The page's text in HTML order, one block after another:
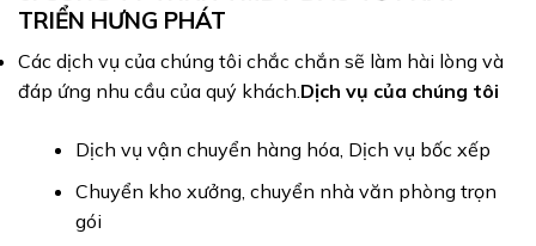
TRIỂN HƯNG PHÁT
Các dịch vụ của chúng tôi chắc chắn sẽ làm hài lòng và
đáp ứng nhu cầu của quý khách.Dịch vụ của chúng tôi
Dịch vụ vận chuyển hàng hóa, Dịch vụ bốc xếp
Chuyển kho xưởng, chuyển nhà văn phòng trọn
gói